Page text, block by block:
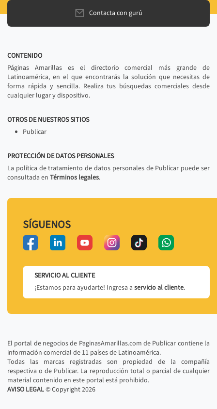
Contacta con gurú
CONTENIDO
Páginas Amarillas es el directorio comercial más grande de
Latinoamérica, en el que encontrarás la solución que necesitas de
forma rápida y sencilla. Realiza tus búsquedas comerciales desde
cualquier lugar y dispositivo.
OTROS DE NUESTROS SITIOS
Publicar
PROTECCIÓN DE DATOS PERSONALES
La política de tratamiento de datos personales de Publicar puede ser
consultada en Términos legales.
SÍGUENOS
SERVICIO AL CLIENTE
¡Estamos para ayudarte! Ingresa a servicio al cliente.
El portal de negocios de PaginasAmarillas.com de Publicar contiene la
información comercial de 11 países de Latinoamérica.
Todas las marcas registradas son propiedad de la compañía
respectiva o de Publicar. La reproducción total o parcial de cualquier
material contenido en este portal está prohibido.
AVISO LEGAL© Copyright2026